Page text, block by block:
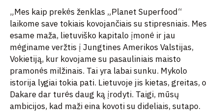
„Mes kaip prekės ženklas „Planet Superfood“
laikome save tokiais kovojančiais su stipresniais. Mes
esame maža, lietuviško kapitalo įmonė ir jau
mėginame veržtis į Jungtines Amerikos Valstijas,
Vokietiją, kur kovojame su pasauliniais maisto
pramonės milžinais. Tai yra labai sunku. Mykolo
istorija lygiai tokia pati. Lietuvoje jis kietas, greitas, o
Dakare dar turės daug ką įrodyti. Taigi, mūsų
ambicijos, kad maži eina kovoti su dideliais, sutapo.